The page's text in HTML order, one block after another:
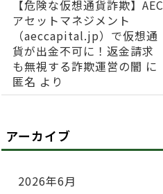
【危険な仮想通貨詐欺】AEC
アセットマネジメント
（aeccapital.jp）で仮想通
貨が出金不可に！返金請求
も無視する詐欺運営の闇 に
匿名 より
アーカイブ
2026年6月